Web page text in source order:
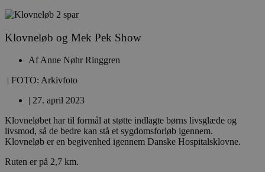
Klovneløb og Mek Pek Show
AfAnne Nøhr Ringgren
| FOTO: Arkivfoto
| 27. april 2023
Klovneløbet har til formål at støtte indlagte børns livsglæde og
livsmod, så de bedre kan stå et sygdomsforløb igennem.
Klovneløb er en begivenhed igennem Danske Hospitalsklovne.
Ruten er på 2,7 km.